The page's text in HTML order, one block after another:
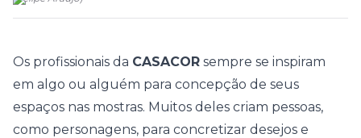
Os profissionais da CASACOR sempre se inspiram
em algo ou alguém para concepção de seus
espaços nas mostras. Muitos deles criam pessoas,
como personagens, para concretizar desejos e